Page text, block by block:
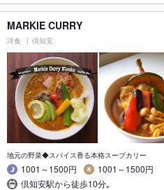
MARKIE CURRY
洋食 倶知安
地元の野菜◆スパイス香る本格スープカリー
1001～1500円
1001～1500円
倶知安駅から徒歩10分｡